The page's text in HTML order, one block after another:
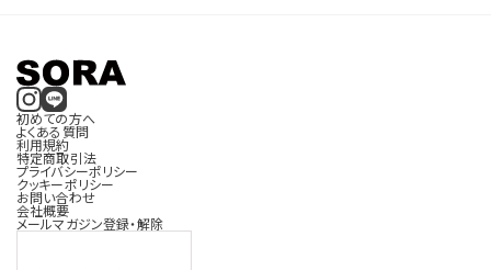
表示順を指定する
初めての方へ
よくある質問
利用規約
特定商取引法
プライバシーポリシー
クッキーポリシー
お問い合わせ
会社概要
メールマガジン登録・解除